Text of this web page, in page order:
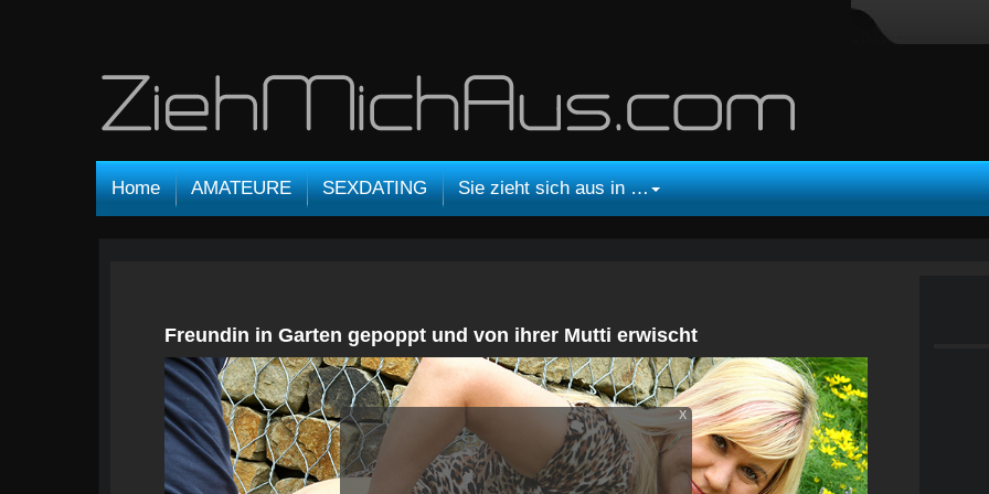
Home AMATEURE SEXDATING Sie zieht sich aus in …
Freundin in Garten gepoppt und von ihrer Mutti erwischt
X